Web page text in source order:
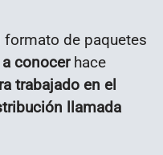
de paquetes
conocerhace
trabajado en el
llamada